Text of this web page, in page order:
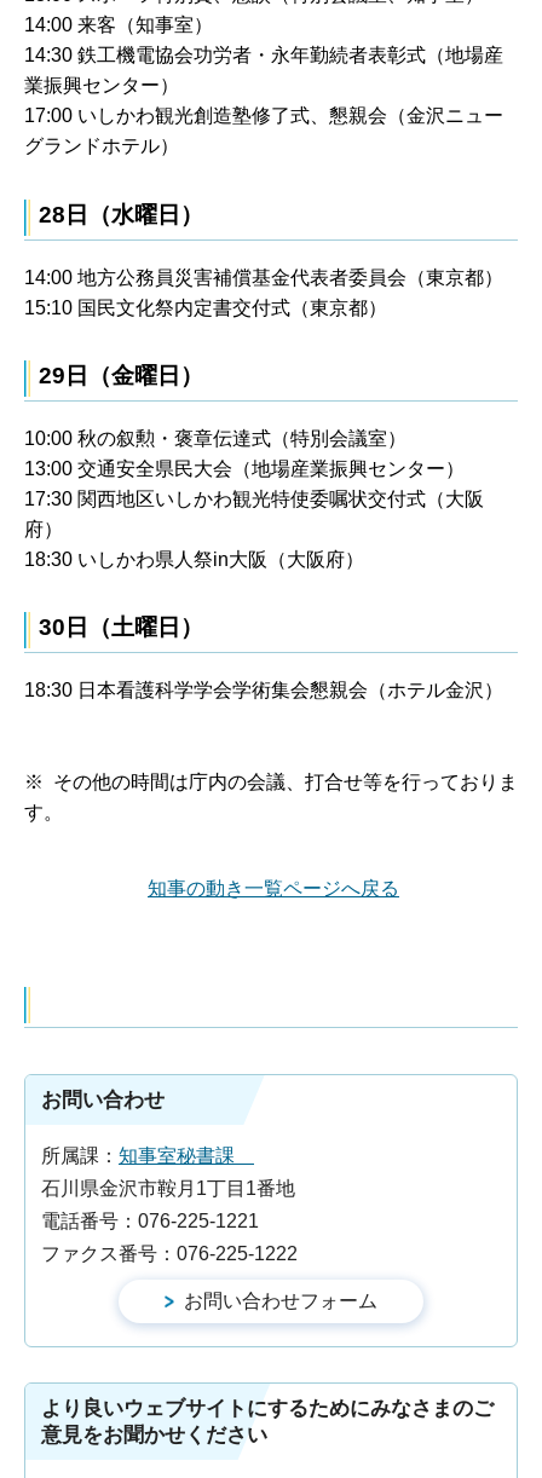
14:00 来客（知事室）
14:30 鉄工機電協会功労者・永年勤続者表彰式（地場産
業振興センター）
17:00 いしかわ観光創造塾修了式、懇親会（金沢ニュー
グランドホテル）
28日（水曜日）
14:00 地方公務員災害補償基金代表者委員会（東京都）
15:10 国民文化祭内定書交付式（東京都）
29日（金曜日）
10:00 秋の叙勲・褒章伝達式（特別会議室）
13:00 交通安全県民大会（地場産業振興センター）
17:30 関西地区いしかわ観光特使委嘱状交付式（大阪
府）
18:30 いしかわ県人祭in大阪（大阪府）
30日（土曜日）
18:30 日本看護科学学会学術集会懇親会（ホテル金沢）
※ その他の時間は庁内の会議、打合せ等を行っておりま
す。
知事の動き一覧ページへ戻る
お問い合わせ
所属課： 知事室秘書課
石川県金沢市鞍月1丁目1番地
電話番号：076-225-1221
ファクス番号：076-225-1222
より良いウェブサイトにするためにみなさまのご
意見をお聞かせください